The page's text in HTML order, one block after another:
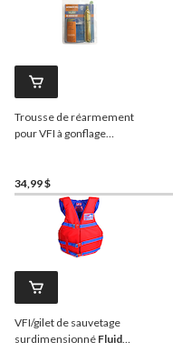
Trousse de réarmement
pour VFI à gonflage
34,99 $
VFI/gilet de sauvetage
surdimensionné Fluid